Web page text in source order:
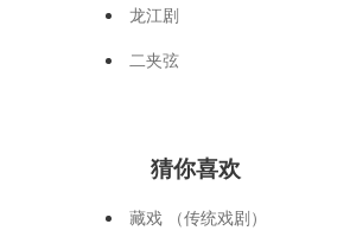
龙江剧
二夹弦
猜你喜欢
藏戏 （传统戏剧）